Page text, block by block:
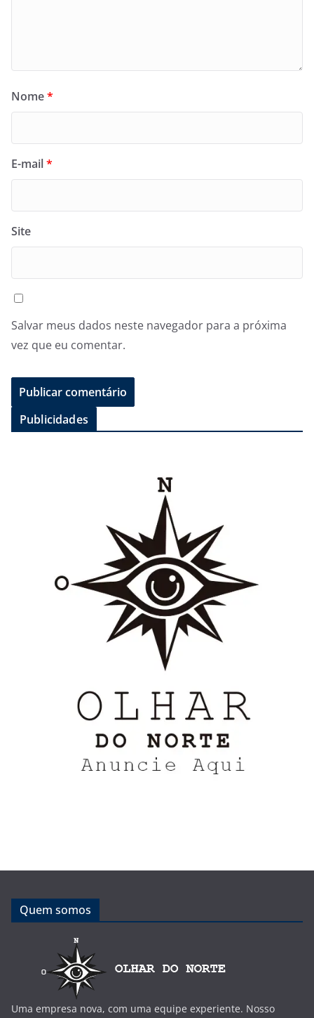
Nome*
E-mail*
Site
Salvar meus dados neste navegador para a próxima
vez que eu comentar.
Publicidades
Quem somos
Uma empresa nova, com uma equipe experiente. Nosso